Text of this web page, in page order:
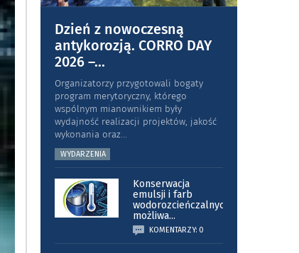
Dzień z nowoczesną
antykorozją. CORRO DAY
2026 –...
Organizatorzy przygotowali bogaty
program merytoryczny, którego
wspólnym mianownikiem były
wydajność realizacji projektów, jakość
wykonania oraz...
WYDARZENIA
Konserwacja
emulsji i farb
wodorozcieńczalnych
możliwa...
KOMENTARZY: 0